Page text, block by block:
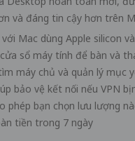
và đáng tin cậy hơn trên
Mac dùng Apple silicon
sổ máy tính để bàn và
máy chủ và quản lý mục
bảo vệ kết nối nếu VPN bị
phép bạn chọn lưu lượng
tiền trong 7 ngày